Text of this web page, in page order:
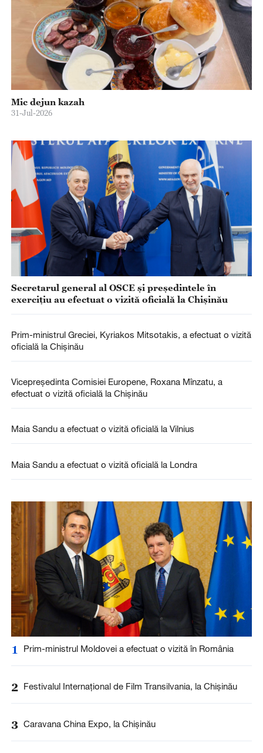
Mic dejun kazah
31-Jul-2026
Secretarul general al OSCE și președintele în
exercițiu au efectuat o vizită oficială la Chișinău
Prim-ministrul Greciei, Kyriakos Mitsotakis, a efectuat o vizită
oficială la Chișinău
Vicepreședinta Comisiei Europene, Roxana Mînzatu, a
efectuat o vizită oficială la Chișinău
Maia Sandu a efectuat o vizită oficială la Vilnius
Maia Sandu a efectuat o vizită oficială la Londra
1 Prim-ministrul Moldovei a efectuat o vizită în România
2 Festivalul Internațional de Film Transilvania, la Chișinău
3 Caravana China Expo, la Chișinău